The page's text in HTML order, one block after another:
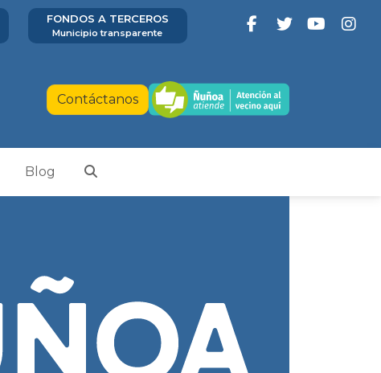
FONDOS A TERCEROS
Municipio transparente
Contáctanos
Blog